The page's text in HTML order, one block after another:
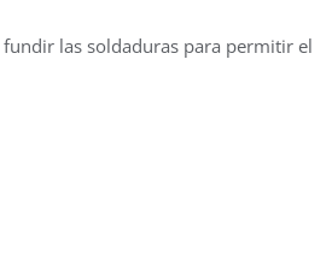
las soldaduras para permitir el